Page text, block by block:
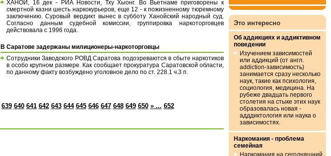
ХАНОЙ, 16 дек - РИА Новости, Тху Хыонг. Во Вьетнаме приговорены к
смертной казни шесть наркокурьеров, еще 12 - к пожизненному тюремному
заключению. Суровый вердикт вынес в субботу Ханойский народный суд.
Согласно данным судебной комиссии, группировка наркоторговцев
действовала с 1996 года.
В Саратове задержаны милиционеры-наркоторговцы
Сотрудники Заводского РОВД Саратова подозреваются в сбыте наркотиков
в особо крупном размере. Как сообщает прокуратура Саратовской области,
по данному факту возбуждено уголовное дело по ст. 228.1 ч.3 п.
639 640 641 642 643 644 645 646 647 648 649 650 » ... 652
Это интересно
Об аддикциях и аддиктивном
поведении
Изучением зависимостей
или аддикций (от англ.
addiction-зависимость)
занимается сразу несколько
наук, такие как психология,
социология, медицина. На
рубеже двадцать первого
столетия на стыке этих наук
образовалась новая -
адддиктология или наука о
зависимостях.
Наркомания - проблема
семейная
Наркомания на сегодняшний